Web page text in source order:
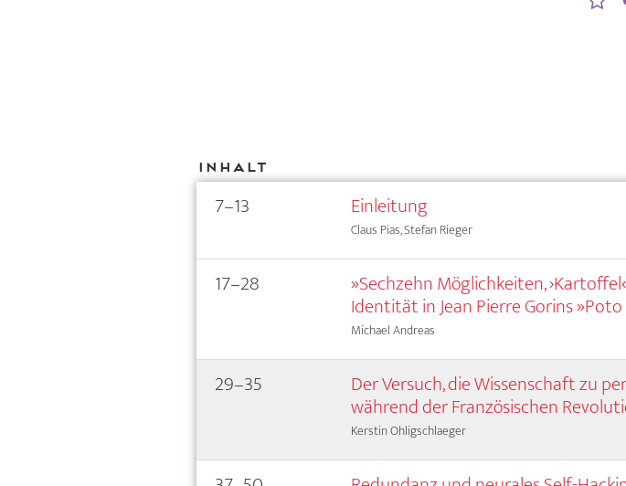
Inhalt
7–13 Einleitung
Claus Pias, Stefan Rieger
17–28 »Sechzehn Möglichkeiten,
Identität in Jean Pierre Gorins
Michael Andreas
29–35 Der Versuch, die Wissenschaft zu
während der Französischen
Kerstin Ohligschlaeger